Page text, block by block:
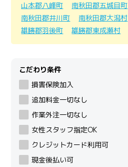
山本郡八峰町
南秋田郡五城目町
南秋田郡井川町
南秋田郡大潟村
雄勝郡羽後町
雄勝郡東成瀬村
こだわり条件
損害保険加入
追加料金一切なし
作業外注一切なし
女性スタッフ指定OK
クレジットカード利用可
現金後払い可